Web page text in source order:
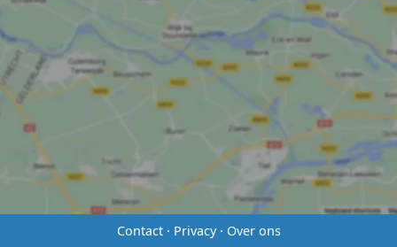
Contact· Privacy· Over ons